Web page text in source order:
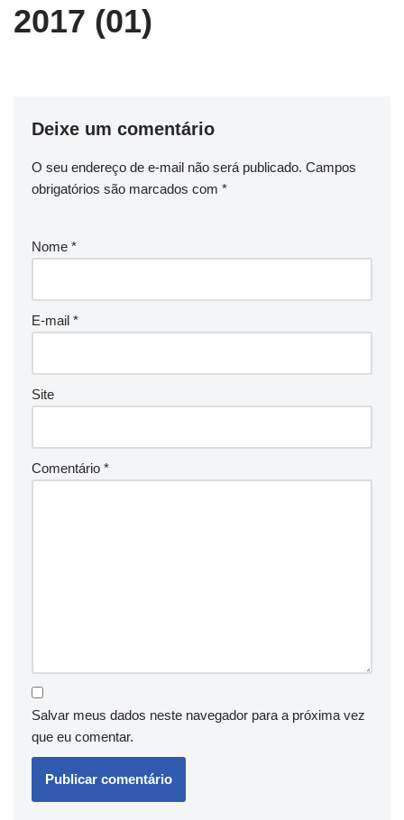
2017 (01)
Deixe um comentário
O seu endereço de e-mail não será publicado. Campos
obrigatórios são marcados com *
Nome *
E-mail *
Site
Comentário *
Salvar meus dados neste navegador para a próxima vez
que eu comentar.